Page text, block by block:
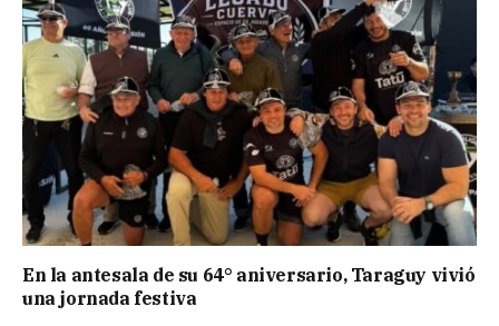
En la antesala de su 64° aniversario, Taraguy vivió
una jornada festiva